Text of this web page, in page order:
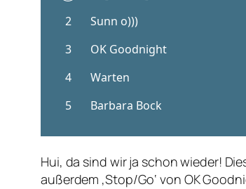
Hui, da sind wir ja schon wieder!
außerdem ‚Stop/Go‘ von OK